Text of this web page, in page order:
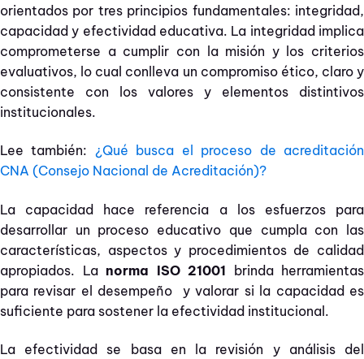
orientados por tres principios fundamentales: integridad,
capacidad y efectividad educativa. La integridad implica
comprometerse a cumplir con la misión y los criterios
evaluativos, lo cual conlleva un compromiso ético, claro y
consistente con los valores y elementos distintivos
institucionales.
Lee también: ¿Qué busca el proceso de acreditación
CNA (Consejo Nacional de Acreditación)?
La capacidad hace referencia a los esfuerzos para
desarrollar un proceso educativo que cumpla con las
características, aspectos y procedimientos de calidad
apropiados. La norma ISO 21001 brinda herramientas
para revisar el desempeño y valorar si la capacidad es
suficiente para sostener la efectividad institucional.
La efectividad se basa en la revisión y análisis del